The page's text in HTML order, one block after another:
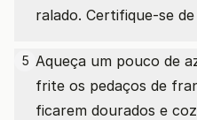
ralado. Certifique-se
5 Aqueça um pouco de
frite os pedaços de
ficarem dourados e